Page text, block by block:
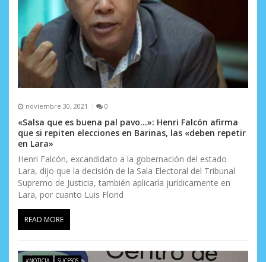
noviembre 30, 2021 0
«Salsa que es buena pal pavo…»: Henri Falcón afirma
que si repiten elecciones en Barinas, las «deben repetir
en Lara»
Henri Falcón, excandidato a la gobernación del estado
Lara, dijo que la decisión de la Sala Electoral del Tribunal
Supremo de Justicia, también aplicaría jurídicamente en
Lara, por cuanto Luis Florid
READ MORE
#NOTICIA SUCESOS